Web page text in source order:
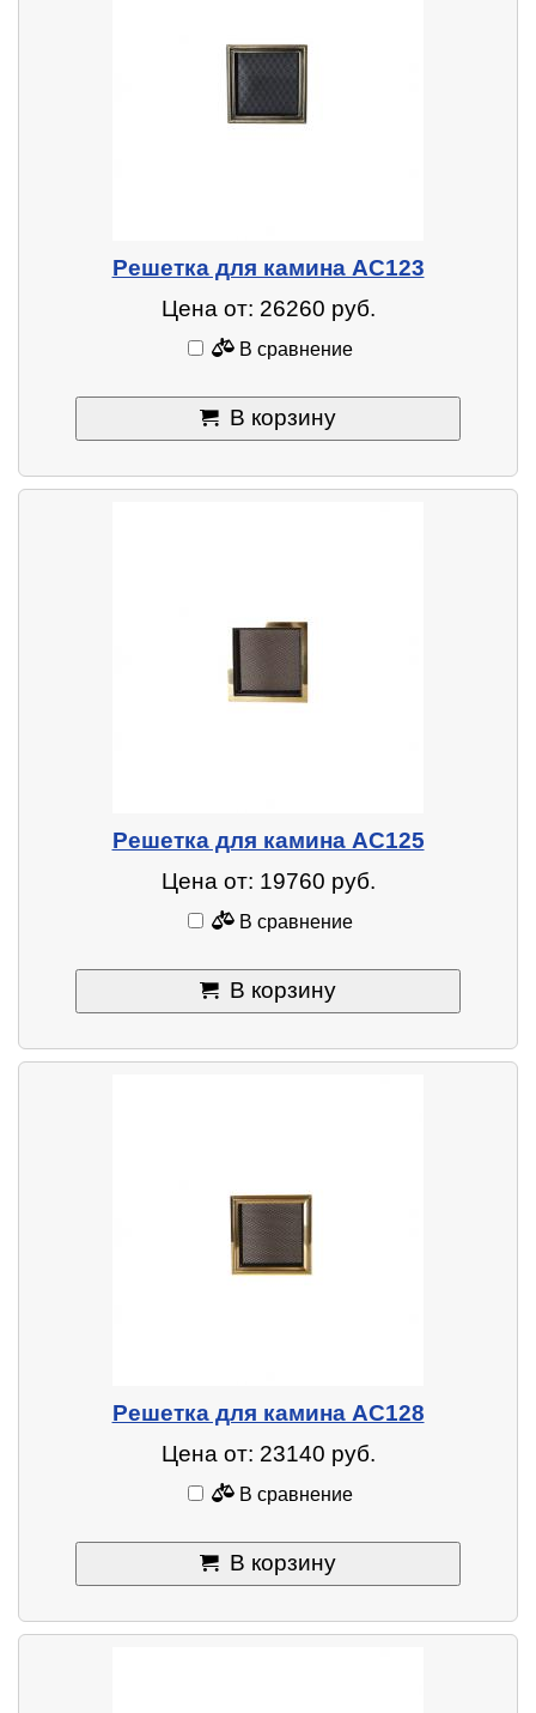
Решетка для камина AC123
Цена от: 26260 руб.
В сравнение
В корзину
Решетка для камина AC125
Цена от: 19760 руб.
В сравнение
В корзину
Решетка для камина AC128
Цена от: 23140 руб.
В сравнение
В корзину